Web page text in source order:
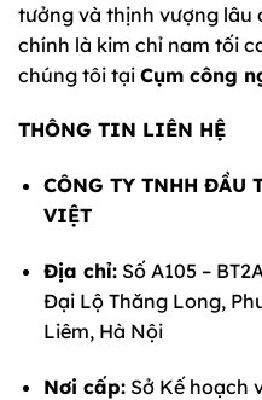
tưởng và thịnh vượng lâu
chính là kim chỉ nam tối
chúng tôi tại Cụm công
THÔNG TIN LIÊN HỆ
CÔNG TY TNHH ĐẦU
VIỆT
Địa chỉ:Số A105 –
Đại Lộ Thăng Long,
Liêm, Hà Nội
Nơi cấp:Sở Kế hoạch